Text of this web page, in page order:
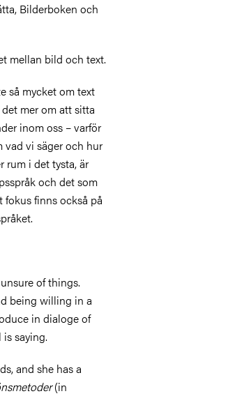
Bilderboken och
mellan bild och text.
så mycket om text
mer om att sitta
inom oss – varför
vad vi säger och hur
rum i det tysta, är
och det som
finns också på
of things.
being willing in a
in dialoge of
saying.
and she has a
(in